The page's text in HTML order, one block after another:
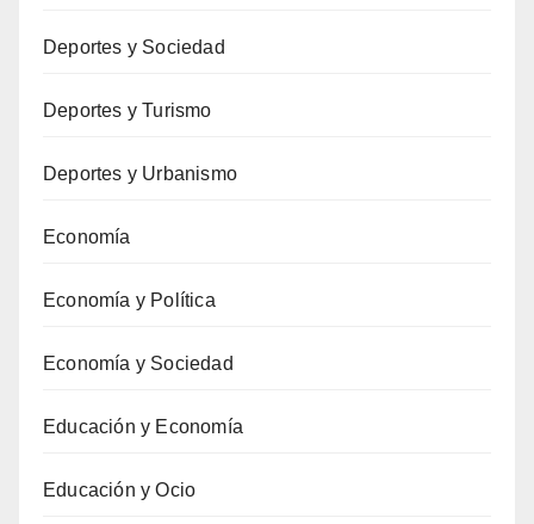
Deportes y Sociedad
Deportes y Turismo
Deportes y Urbanismo
Economía
Economía y Política
Economía y Sociedad
Educación y Economía
Educación y Ocio